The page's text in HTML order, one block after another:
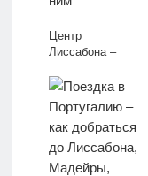
Центр
Лиссабона –
Chiado, Bairo
Alto, Alfama и
маршруты по
ним